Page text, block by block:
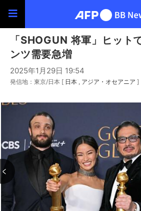
「SHOGUN 将軍」ヒット
ンツ需要急増
2025年1月29日 19:54
発信地：東京/日本 [ 日本 アジア・オセアニア ]